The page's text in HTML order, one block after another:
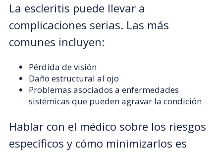
La escleritis puede llevar a
complicaciones serias. Las más
comunes incluyen:
Pérdida de visión
Daño estructural al ojo
Problemas asociados a enfermedades
sistémicas que pueden agravar la condición
Hablar con el médico sobre los riesgos
específicos y cómo minimizarlos es